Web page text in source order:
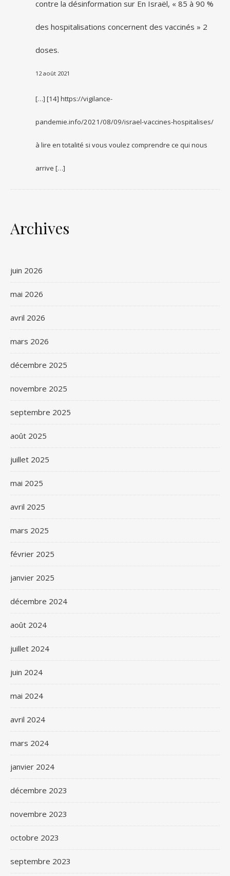
contre la désinformation sur En Israël, « 85 à 90 %
des hospitalisations concernent des vaccinés » 2
doses.
12 août 2021
[…] [14] https://vigilance-
pandemie.info/2021/08/09/israel-vaccines-hospitalises/
à lire en totalité si vous voulez comprendre ce qui nous
arrive […]
Archives
juin 2026
mai 2026
avril 2026
mars 2026
décembre 2025
novembre 2025
septembre 2025
août 2025
juillet 2025
mai 2025
avril 2025
mars 2025
février 2025
janvier 2025
décembre 2024
août 2024
juillet 2024
juin 2024
mai 2024
avril 2024
mars 2024
janvier 2024
décembre 2023
novembre 2023
octobre 2023
septembre 2023